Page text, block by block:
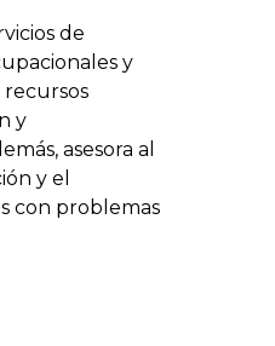
de
y
recursos
y
asesora al
y el
con problemas